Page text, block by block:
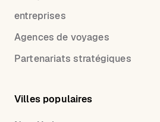
entreprises
Agences de voyages
Partenariats stratégiques
Villes populaires